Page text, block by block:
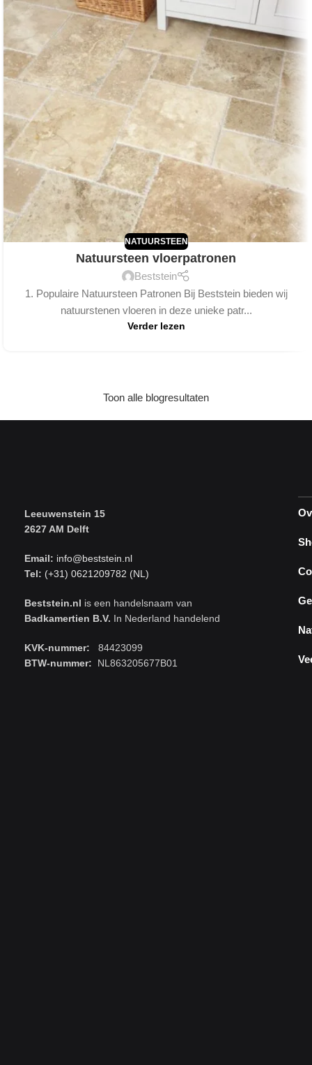
NATUURSTEEN
Natuursteen vloerpatronen
Beststein
1. Populaire Natuursteen Patronen Bij Beststein bieden wij
natuurstenen vloeren in deze unieke patr...
Verder lezen
Toon alle blogresultaten
Leeuwenstein 15
2627 AM Delft
Email: info@beststein.nl
Tel: (+31) 0621209782 (NL)
Beststein.nl is een handelsnaam van
Badkamertien B.V. In Nederland handelend
KVK-nummer: 84423099
BTW-nummer: NL863205677B01